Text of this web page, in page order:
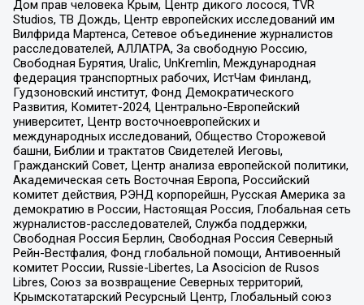
Дом прав человека Крым, Центр дикого лосося, TVR
Studios, ТВ Дождь, Центр европейских исследований им
Вилфрида Мартенса, Сетевое объединение журналистов
расследователей, АЛЛАТРА, За свободную Россию,
Свободная Бурятия, Uralic, UnKremlin, Международная
федерация транспортных рабочих, ИстЧам Финланд,
Гудзоновский институт, Фонд Демократического
Развития, Комитет-2024, Центрально-Европейский
университет, Центр восточноевропейских и
международных исследований, Общество Сторожевой
башни, Библии и трактатов Свидетелей Иеговы,
Гражданский Совет, Центр анализа европейской политики,
Академическая сеть Восточная Европа, Российский
комитет действия, РЭНД корпорейшн, Русская Америка за
демократию в России, Настоящая Россия, Глобальная сеть
журналистов-расследователей, Служба поддержки,
Свободная Россия Берлин, Свободная Россия Северный
Рейн-Вестфалия, Фонд глобальной помощи, Антивоенный
комитет России, Russie-Libertes, La Asocicion de Rusos
Libres, Союз за возвращение Северных территорий,
Крымскотатарский Ресурсный Центр, Глобальный союз